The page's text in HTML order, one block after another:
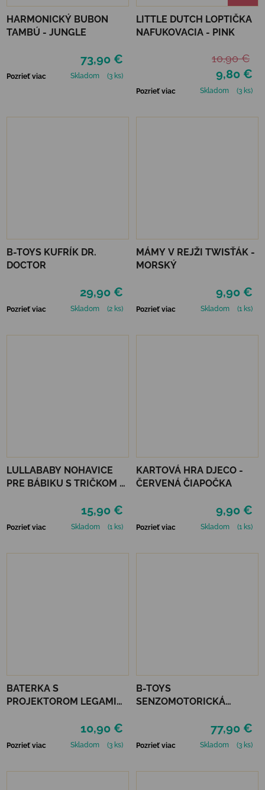
HARMONICKÝ BUBON
TAMBÚ - JUNGLE
73,90 €
Pozrieť viac Skladom (3 ks)
LITTLE DUTCH LOPTIČKA
NAFUKOVACIA - PINK
9,80 €
10,90 €
Pozrieť viac Skladom (3 ks)
B-TOYS KUFRÍK DR.
DOCTOR
29,90 €
Pozrieť viac Skladom (2 ks)
MÁMY V REJŽI TWISŤÁK -
MORSKÝ
9,90 €
Pozrieť viac Skladom (1 ks)
LULLABABY NOHAVICE
PRE BÁBIKU S TRIČKOM A
15,90 €
Pozrieť viac Skladom (1 ks)
KARTOVÁ HRA DJECO -
ČERVENÁ ČIAPOČKA
9,90 €
Pozrieť viac Skladom (1 ks)
BATERKA S
PROJEKTOROM LEGAMI
10,90 €
Pozrieť viac Skladom (3 ks)
B-TOYS
SENZOMOTORICKÁ
HUDOBNÁ - BALANCE &
GROOVE
77,90 €
Pozrieť viac Skladom (3 ks)